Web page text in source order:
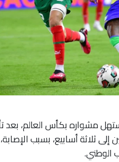
مشواره بكأس العالم، بعد
ثلاثة أسابيع، بسبب
الوطني.